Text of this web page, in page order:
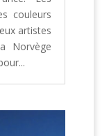
couleurs
artistes
Norvège